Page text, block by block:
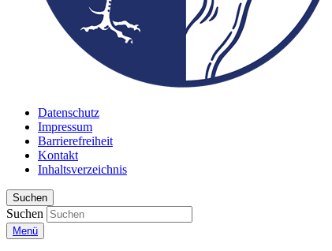
Datenschutz
Impressum
Barrierefreiheit
Kontakt
Inhaltsverzeichnis
Suchen
Suchen
Menü